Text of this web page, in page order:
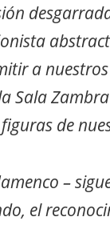
a
Sala
de
–
el